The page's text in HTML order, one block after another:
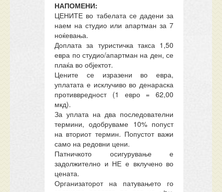
НАПОМЕНИ:
ЦЕНИТЕ во табелата се дадени за
наем на студио или апартман за 7
ноќевања.
Доплата за туристичка такса 1,50
евра по студио/апартман на ден, се
плаќа во објектот.
Цените се изразени во евра,
уплатата е исклучиво во денараска
противвредност (1 евро = 62,00
мкд).
За уплата на два последователни
термини, одобруваме 10% попуст
на вториот термин. Попустот важи
само на редовни цени.
Патничкото осигурување е
задолжително и НЕ е вклучено во
цената.
Организаторот на патувањето го